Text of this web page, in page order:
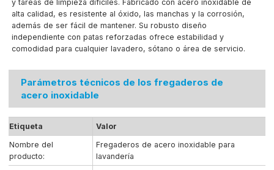
y tareas de limpieza difíciles. Fabricado con acero inoxidable de
alta calidad, es resistente al óxido, las manchas y la corrosión,
además de ser fácil de mantener. Su robusto diseño
independiente con patas reforzadas ofrece estabilidad y
comodidad para cualquier lavadero, sótano o área de servicio.
Parámetros técnicos de los fregaderos de
acero inoxidable
Etiqueta
Valor
Nombre del
producto:
Fregaderos de acero inoxidable para
lavandería